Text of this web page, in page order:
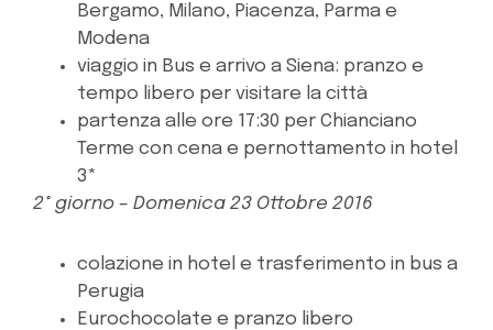
Bergamo, Milano, Piacenza, Parma e
Modena
viaggio in Bus e arrivo a Siena: pranzo e
tempo libero per visitare la città
partenza alle ore 17:30 per Chianciano
Terme con cena e pernottamento in hotel
3*
2° giorno – Domenica 23 Ottobre 2016
colazione in hotel e trasferimento in bus a
Perugia
Eurochocolate e pranzo libero